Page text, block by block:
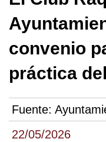
22/05/2026
convenio
práctica
Fuente: